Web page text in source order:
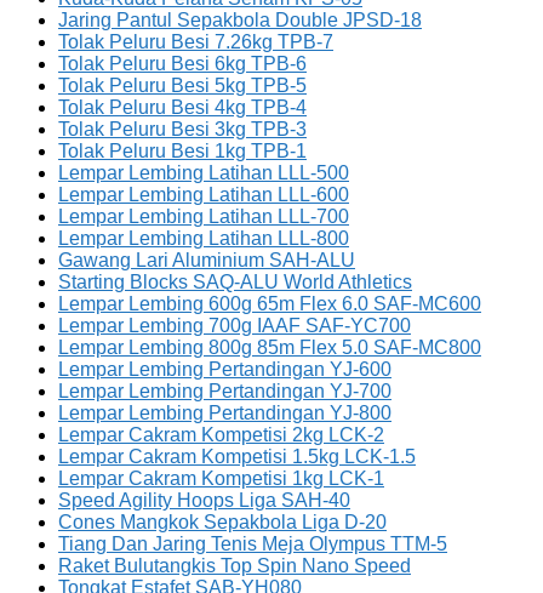
Jaring Pantul Sepakbola Double JPSD-18
Tolak Peluru Besi 7.26kg TPB-7
Tolak Peluru Besi 6kg TPB-6
Tolak Peluru Besi 5kg TPB-5
Tolak Peluru Besi 4kg TPB-4
Tolak Peluru Besi 3kg TPB-3
Tolak Peluru Besi 1kg TPB-1
Lempar Lembing Latihan LLL-500
Lempar Lembing Latihan LLL-600
Lempar Lembing Latihan LLL-700
Lempar Lembing Latihan LLL-800
Gawang Lari Aluminium SAH-ALU
Starting Blocks SAQ-ALU World Athletics
Lempar Lembing 600g 65m Flex 6.0 SAF-MC600
Lempar Lembing 700g IAAF SAF-YC700
Lempar Lembing 800g 85m Flex 5.0 SAF-MC800
Lempar Lembing Pertandingan YJ-600
Lempar Lembing Pertandingan YJ-700
Lempar Lembing Pertandingan YJ-800
Lempar Cakram Kompetisi 2kg LCK-2
Lempar Cakram Kompetisi 1.5kg LCK-1.5
Lempar Cakram Kompetisi 1kg LCK-1
Speed Agility Hoops Liga SAH-40
Cones Mangkok Sepakbola Liga D-20
Tiang Dan Jaring Tenis Meja Olympus TTM-5
Raket Bulutangkis Top Spin Nano Speed
Tongkat Estafet SAB-YH080